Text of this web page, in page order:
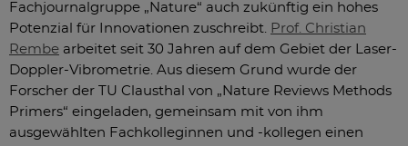
Fachjournalgruppe „Nature“ auch zukünftig ein hohes
Potenzial für Innovationen zuschreibt. Prof. Christian
Rembe arbeitet seit 30 Jahren auf dem Gebiet der Laser-
Doppler-Vibrometrie. Aus diesem Grund wurde der
Forscher der TU Clausthal von „Nature Reviews Methods
Primers“ eingeladen, gemeinsam mit von ihm
ausgewählten Fachkolleginnen und -kollegen einen